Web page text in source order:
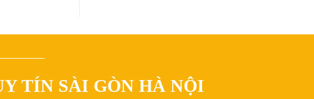
TÍN SÀI GÒN HÀ NỘI